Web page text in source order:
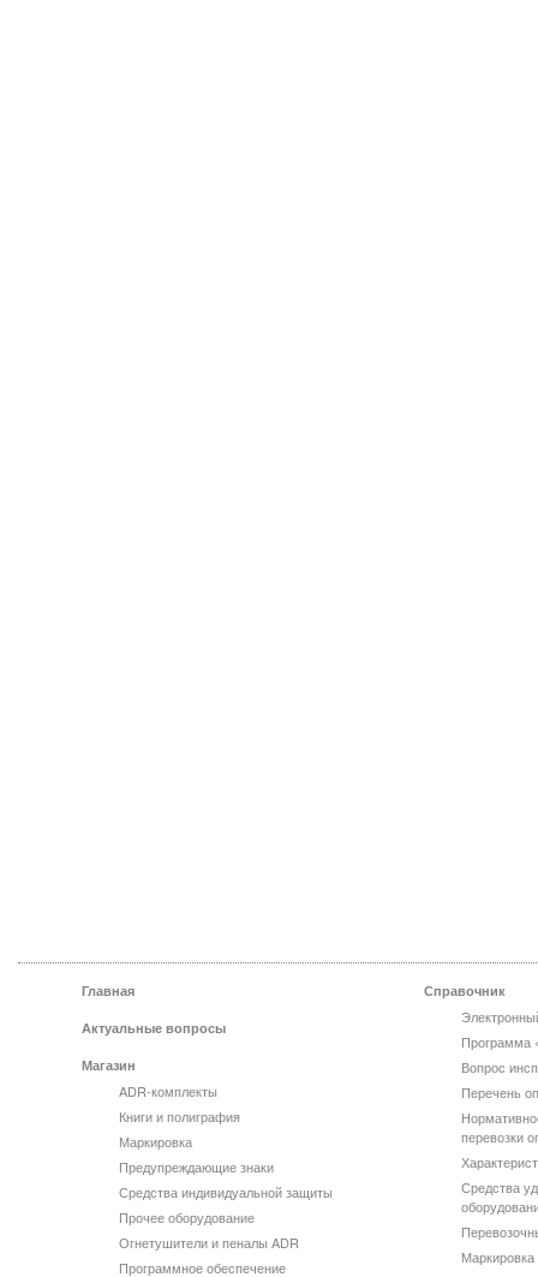
Главная
Актуальные вопросы
Магазин
ADR-комплекты
Книги и полиграфия
Маркировка
Предупреждающие знаки
Средства индивидуальной защиты
Прочее оборудование
Огнетушители и пеналы ADR
Программное обеспечение
Справочник
Программа
Вопрос
Перечень
перевозки
Средства